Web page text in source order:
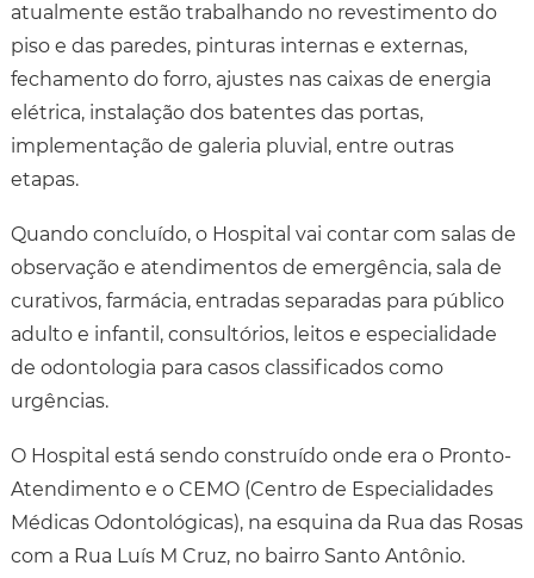
atualmente estão trabalhando no revestimento do
piso e das paredes, pinturas internas e externas,
fechamento do forro, ajustes nas caixas de energia
elétrica, instalação dos batentes das portas,
implementação de galeria pluvial, entre outras
etapas.
Quando concluído, o Hospital vai contar com salas de
observação e atendimentos de emergência, sala de
curativos, farmácia, entradas separadas para público
adulto e infantil, consultórios, leitos e especialidade
de odontologia para casos classificados como
urgências.
O Hospital está sendo construído onde era o Pronto-
Atendimento e o CEMO (Centro de Especialidades
Médicas Odontológicas), na esquina da Rua das Rosas
com a Rua Luís M Cruz, no bairro Santo Antônio.